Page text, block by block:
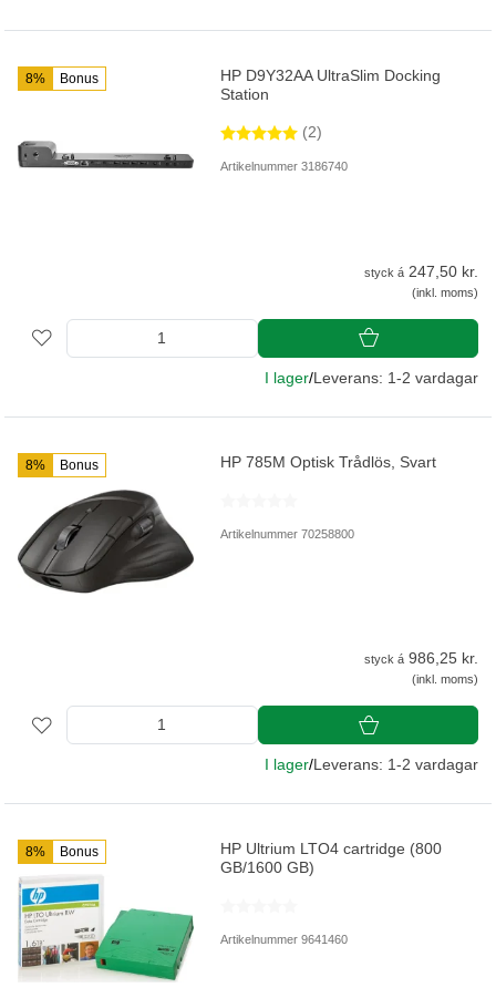
8% Bonus
HP D9Y32AA UltraSlim Docking
Station
(2)
Artikelnummer 3186740
styck á 247,50 kr.
(inkl. moms)
I lager/Leverans: 1-2 vardagar
8% Bonus HP 785M Optisk Trådlös, Svart
Artikelnummer 70258800
styck á 986,25 kr.
(inkl. moms)
I lager/Leverans: 1-2 vardagar
8% Bonus
HP Ultrium LTO4 cartridge (800
GB/1600 GB)
Artikelnummer 9641460